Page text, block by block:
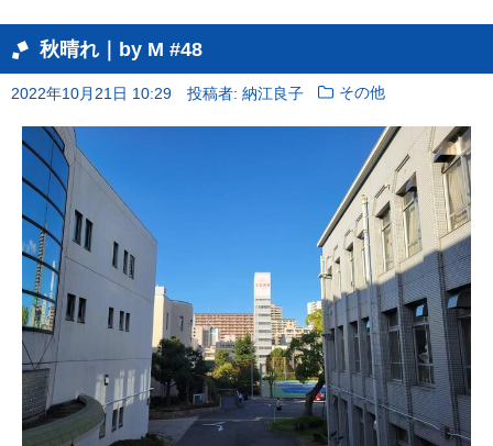
秋晴れ｜by M #48
2022年10月21日 10:29 投稿者: 納江良子 その他